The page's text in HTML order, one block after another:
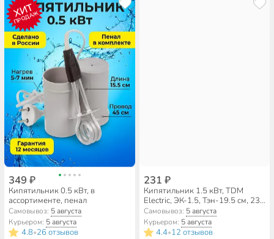
ХИТ
ПРОДАЖ
349 ₽
Кипятильник 0.5 кВт, в
ассортименте, пенал
Самовывоз: 5 августа
Курьером: 5 августа
4.8•26 отзывов
231 ₽
Кипятильник 1.5 кВт, TDM
Electric, ЭК-1.5, Тэн-19.5 см, 230
В, SQ2505-0003
Самовывоз: 5 августа
Курьером: 5 августа
4.4•12 отзывов